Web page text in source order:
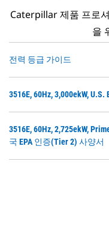
Caterpillar 제품 프로
을
전력 등급 가이드
3516E, 60Hz, 3,000ekW,
3516E, 60Hz, 2,725ekW,
국 EPA 인증(Tier 2) 사양서